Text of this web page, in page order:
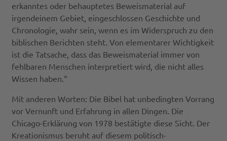
erkanntes oder behauptetes Beweismaterial auf
irgendeinem Gebiet, eingeschlossen Geschichte und
Chronologie, wahr sein, wenn es im Widerspruch zu den
biblischen Berichten steht. Von elementarer Wichtigkeit
ist die Tatsache, dass das Beweismaterial immer von
fehlbaren Menschen interpretiert wird, die nicht alles
Wissen haben.“
Mit anderen Worten: Die Bibel hat unbedingten Vorrang
vor Vernunft und Erfahrung in allen Dingen. Die
Chicago-Erklärung von 1978 bestätigte diese Sicht. Der
Kreationismus beruht auf diesem politisch-